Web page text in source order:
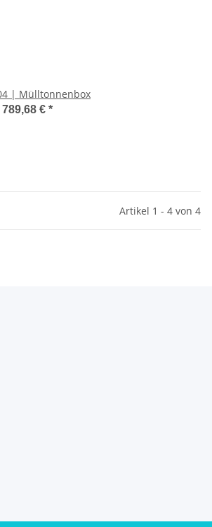
| Mülltonnenbox
789,68 € *
Artikel 1 - 4 von 4